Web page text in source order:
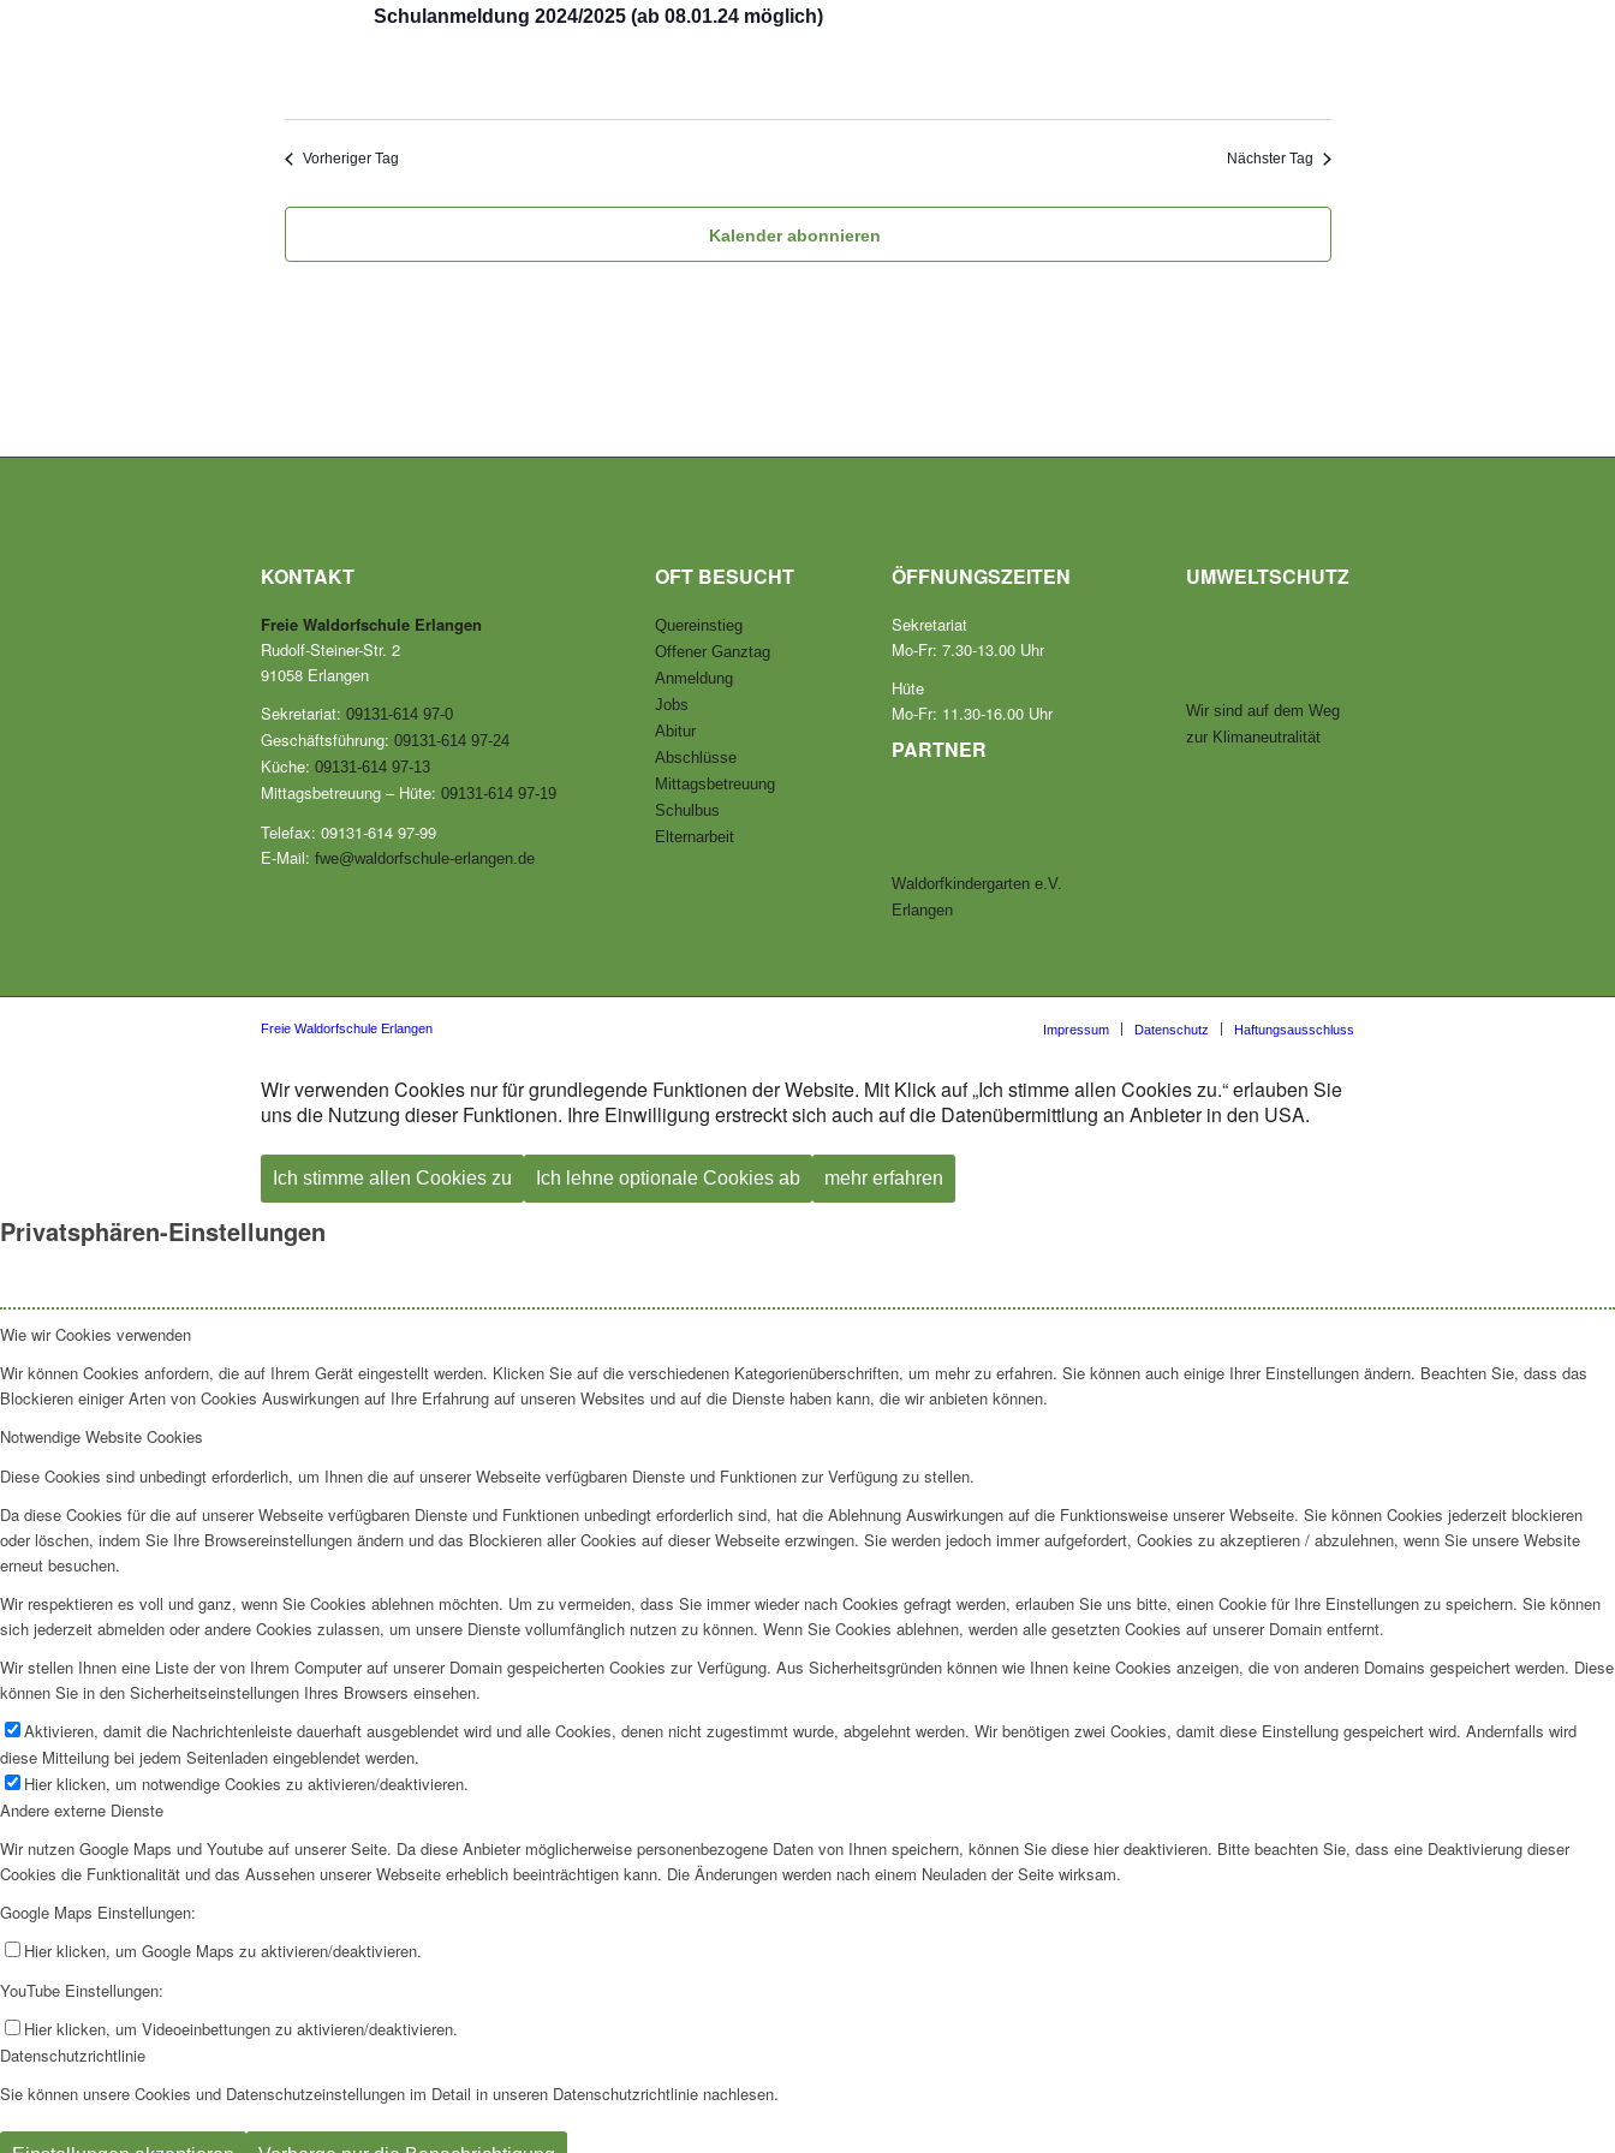
Schulanmeldung 2024/2025 (ab 08.01.24 möglich)
Vorheriger Tag Nächster Tag
Kalender abonnieren
KONTAKT
Freie Waldorfschule Erlangen
Rudolf-Steiner-Str. 2
91058 Erlangen
Sekretariat: 09131-614 97-0
Geschäftsführung: 09131-614 97-24
Küche: 09131-614 97-13
Mittagsbetreuung – Hüte: 09131-614 97-19
Telefax: 09131-614 97-99
E-Mail: fwe@waldorfschule-erlangen.de
OFT BESUCHT
Quereinstieg
Offener Ganztag
Anmeldung
Jobs
Abitur
Abschlüsse
Mittagsbetreuung
Schulbus
Elternarbeit
ÖFFNUNGSZEITEN
Sekretariat
Mo-Fr: 7.30-13.00 Uhr
Hüte
Mo-Fr: 11.30-16.00 Uhr
PARTNER
Waldorfkindergarten e.V.
Erlangen
UMWELTSCHUTZ
Wir sind auf dem Weg
zur Klimaneutralität
Freie Waldorfschule Erlangen Impressum Datenschutz Haftungsausschluss
Wir verwenden Cookies nur für grundlegende Funktionen der Website. Mit Klick auf „Ich stimme allen Cookies zu.“ erlauben Sie
uns die Nutzung dieser Funktionen. Ihre Einwilligung erstreckt sich auch auf die Datenübermittlung an Anbieter in den USA.
Ich stimme allen Cookies zu Ich lehne optionale Cookies ab mehr erfahren
Privatsphären-Einstellungen
Wie wir Cookies verwenden
Wir können Cookies anfordern, die auf Ihrem Gerät eingestellt werden. Klicken Sie auf die verschiedenen Kategorienüberschriften, um mehr zu erfahren. Sie können auch einige Ihrer Einstellungen ändern. Beachten Sie, dass das
Blockieren einiger Arten von Cookies Auswirkungen auf Ihre Erfahrung auf unseren Websites und auf die Dienste haben kann, die wir anbieten können.
Notwendige Website Cookies
Diese Cookies sind unbedingt erforderlich, um Ihnen die auf unserer Webseite verfügbaren Dienste und Funktionen zur Verfügung zu stellen.
Da diese Cookies für die auf unserer Webseite verfügbaren Dienste und Funktionen unbedingt erforderlich sind, hat die Ablehnung Auswirkungen auf die Funktionsweise unserer Webseite. Sie können Cookies jederzeit blockieren
oder löschen, indem Sie Ihre Browsereinstellungen ändern und das Blockieren aller Cookies auf dieser Webseite erzwingen. Sie werden jedoch immer aufgefordert, Cookies zu akzeptieren / abzulehnen, wenn Sie unsere Website
erneut besuchen.
Wir respektieren es voll und ganz, wenn Sie Cookies ablehnen möchten. Um zu vermeiden, dass Sie immer wieder nach Cookies gefragt werden, erlauben Sie uns bitte, einen Cookie für Ihre Einstellungen zu speichern. Sie können
sich jederzeit abmelden oder andere Cookies zulassen, um unsere Dienste vollumfänglich nutzen zu können. Wenn Sie Cookies ablehnen, werden alle gesetzten Cookies auf unserer Domain entfernt.
Wir stellen Ihnen eine Liste der von Ihrem Computer auf unserer Domain gespeicherten Cookies zur Verfügung. Aus Sicherheitsgründen können wie Ihnen keine Cookies anzeigen, die von anderen Domains gespeichert werden. Diese
können Sie in den Sicherheitseinstellungen Ihres Browsers einsehen.
Aktivieren, damit die Nachrichtenleiste dauerhaft ausgeblendet wird und alle Cookies, denen nicht zugestimmt wurde, abgelehnt werden. Wir benötigen zwei Cookies, damit diese Einstellung gespeichert wird. Andernfalls wird
diese Mitteilung bei jedem Seitenladen eingeblendet werden.
Hier klicken, um notwendige Cookies zu aktivieren/deaktivieren.
Andere externe Dienste
Wir nutzen Google Maps und Youtube auf unserer Seite. Da diese Anbieter möglicherweise personenbezogene Daten von Ihnen speichern, können Sie diese hier deaktivieren. Bitte beachten Sie, dass eine Deaktivierung dieser
Cookies die Funktionalität und das Aussehen unserer Webseite erheblich beeinträchtigen kann. Die Änderungen werden nach einem Neuladen der Seite wirksam.
Google Maps Einstellungen:
Hier klicken, um Google Maps zu aktivieren/deaktivieren.
YouTube Einstellungen:
Hier klicken, um Videoeinbettungen zu aktivieren/deaktivieren.
Datenschutzrichtlinie
Sie können unsere Cookies und Datenschutzeinstellungen im Detail in unseren Datenschutzrichtlinie nachlesen.